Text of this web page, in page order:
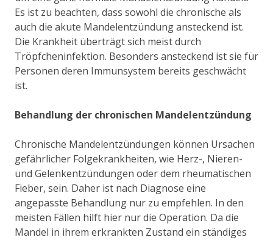
Es ist zu beachten, dass sowohl die chronische als
auch die akute Mandelentzündung ansteckend ist.
Die Krankheit überträgt sich meist durch
Tröpfcheninfektion. Besonders ansteckend ist sie für
Personen deren Immunsystem bereits geschwächt
ist.
Behandlung der chronischen Mandelentzündung
Chronische Mandelentzündungen können Ursachen
gefährlicher Folgekrankheiten, wie Herz-, Nieren-
und Gelenkentzündungen oder dem rheumatischen
Fieber, sein. Daher ist nach Diagnose eine
angepasste Behandlung nur zu empfehlen. In den
meisten Fällen hilft hier nur die Operation. Da die
Mandel in ihrem erkrankten Zustand ein ständiges